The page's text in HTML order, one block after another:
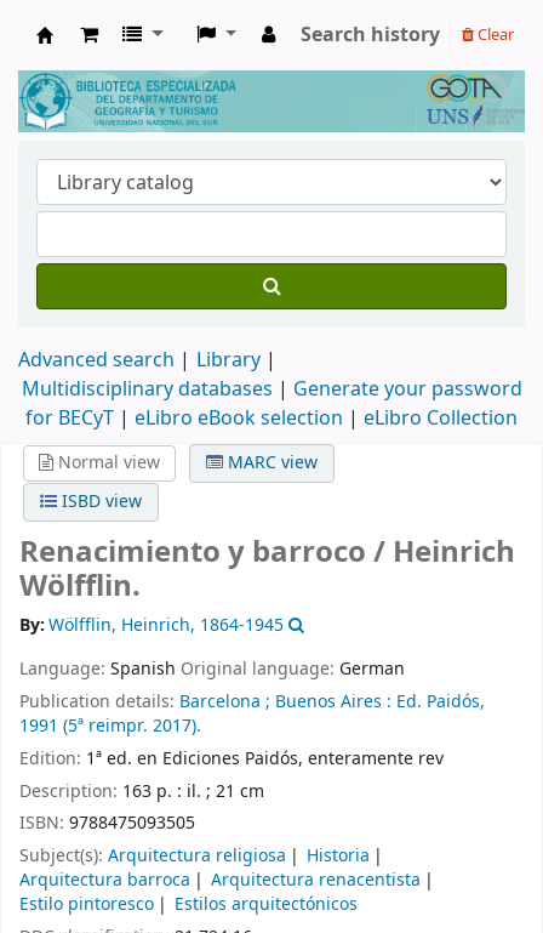
Biblioteca de Geografía y Turismo
Search history Clear
Advanced search
Library
Multidisciplinary databases | Generate your password
for BECyT | eLibro eBook selection | eLibro Collection
Normal view
MARC view
ISBD view
Renacimiento y barroco / Heinrich
Wölfflin.
By:Wölfflin, Heinrich, 1864-1945
Language: Spanish Original language: German
Publication details: Barcelona ; Buenos Aires : Ed. Paidós,
1991 (5ª reimpr. 2017).
Edition: 1ª ed. en Ediciones Paidós, enteramente rev
Description: 163 p. : il. ; 21 cm
ISBN: 9788475093505
Subject(s): Arquitectura religiosa
Historia
Arquitectura barroca
Arquitectura renacentista
Estilo pintoresco
Estilos arquitectónicos